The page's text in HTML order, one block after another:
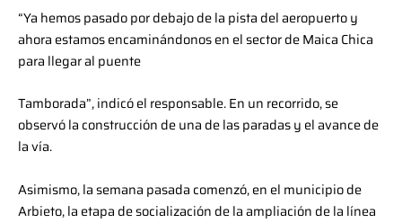
“Ya hemos pasado por debajo de la pista del aeropuerto y
ahora estamos encaminándonos en el sector de Maica Chica
para llegar al puente
Tamborada”, indicó el responsable. En un recorrido, se
observó la construcción de una de las paradas y el avance de
la vía.
Asimismo, la semana pasada comenzó, en el municipio de
Arbieto, la etapa de socialización de la ampliación de la línea